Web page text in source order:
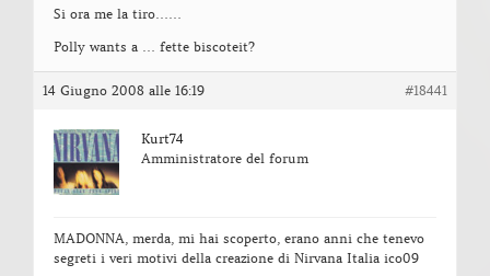
Si ora me la tiro……
Polly wants a … fette biscoteit?
14 Giugno 2008 alle 16:19 #18441
Kurt74
Amministratore del forum
MADONNA, merda, mi hai scoperto, erano anni che tenevo
segreti i veri motivi della creazione di Nirvana Italia ico09